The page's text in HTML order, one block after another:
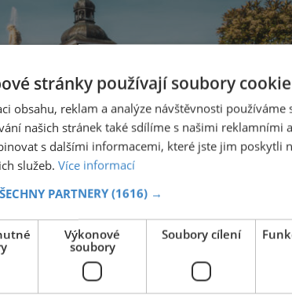
stránky používají soubory
obsahu, reklam a analýze návštěvnosti
našich stránek také sdílíme s našimi reklamními
s dalšími informacemi, které jste jim poskytli
služeb. Více informací
PARTNERY (1616) →
Výkonové
soubory
Soubory cílení